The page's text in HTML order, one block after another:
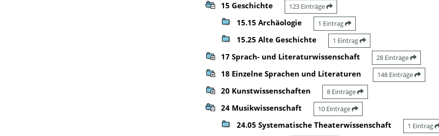
15 Geschichte 123 Einträge
15.15 Archäologie 1 Eintrag
15.25 Alte Geschichte 1 Eintrag
17 Sprach- und Literaturwissenschaft 28 Einträge
18 Einzelne Sprachen und Literaturen 148 Einträge
20 Kunstwissenschaften 8 Einträge
24 Musikwissenschaft 10 Einträge
24.05 Systematische Theaterwissenschaft 1 Eintrag